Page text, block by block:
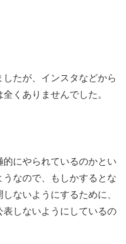
たが、インスタなどから
くありませんでした。
にやられているのかとい
なので、もしかするとな
ないようにするために、
しないようにしているの